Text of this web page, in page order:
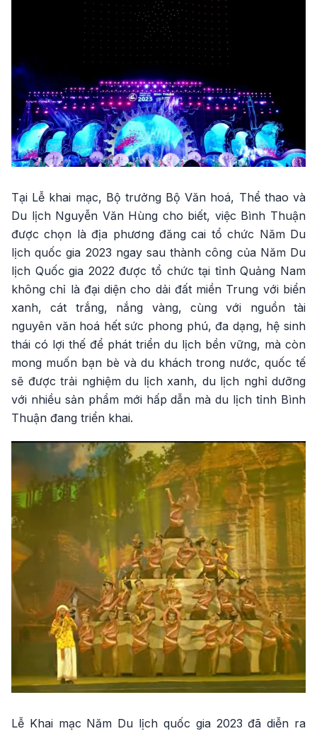
Tại Lễ khai mạc, Bộ trưởng Bộ Văn hoá, Thể thao và
Du lịch Nguyễn Văn Hùng cho biết, việc Bình Thuận
được chọn là địa phương đăng cai tổ chức Năm Du
lịch quốc gia 2023 ngay sau thành công của Năm Du
lịch Quốc gia 2022 được tổ chức tại tỉnh Quảng Nam
không chỉ là đại diện cho dải đất miền Trung với biển
xanh, cát trắng, nắng vàng, cùng với nguồn tài
nguyên văn hoá hết sức phong phú, đa dạng, hệ sinh
thái có lợi thế để phát triển du lịch bền vững, mà còn
mong muốn bạn bè và du khách trong nước, quốc tế
sẽ được trải nghiệm du lịch xanh, du lịch nghỉ dưỡng
với nhiều sản phẩm mới hấp dẫn mà du lịch tỉnh Bình
Thuận đang triển khai.
Lễ Khai mạc Năm Du lịch quốc gia 2023 đã diễn ra